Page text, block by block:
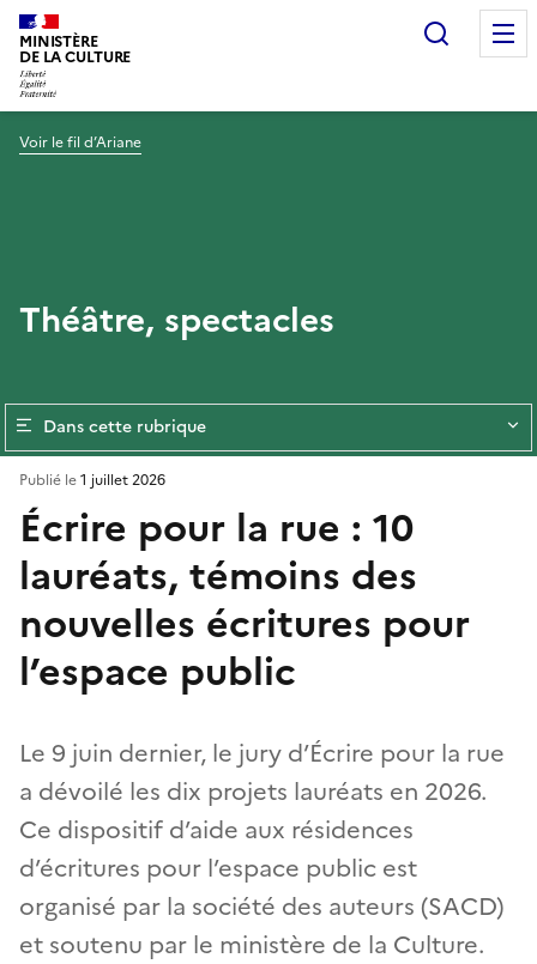
MINISTÈRE
DE LA CULTURE
Voir le fil d’Ariane
Théâtre, spectacles
Dans cette rubrique
Écrire pour la rue : 10
lauréats, témoins des
nouvelles écritures pour
l’espace public
Le 9 juin dernier, le jury d’Écrire pour la rue
a dévoilé les dix projets lauréats en 2026.
Ce dispositif d’aide aux résidences
d’écritures pour l’espace public est
organisé par la société des auteurs (SACD)
et soutenu par le ministère de la Culture.
Publié le1 juillet 2026